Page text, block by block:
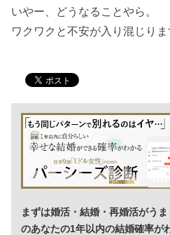
いやー、どうなることやら。
ワクワクと不安が入り混じりま
まずは婚活・結婚・再婚活がう
のあなたの1年以内の結婚確率が